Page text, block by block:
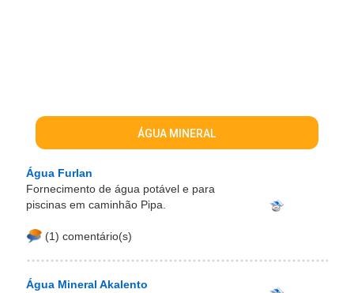
ÁGUA MINERAL
Água Furlan
Fornecimento de água potável e para
piscinas em caminhão Pipa.
(1) comentário(s)
Água Mineral Akalento